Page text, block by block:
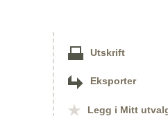
Utskrift
Eksporter
Legg i Mitt